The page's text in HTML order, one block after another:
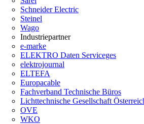
Schneider Electric
Steinel
Wago
Industriepartner
e-marke
ELEKTRO Daten Serviceges
elektrojournal
ELTEFA
Europacable
Fachverband Technische Büros
Lichttechnische Gesellschaft
OVE
WKO